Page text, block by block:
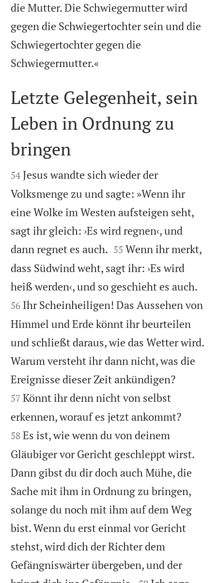
die Mutter. Die Schwiegermutter wird
gegen die Schwiegertochter sein und die
Schwiegertochter gegen die
Schwiegermutter.«

Letzte Gelegenheit, sein
Leben in Ordnung zu
bringen

54 Jesus wandte sich wieder der
Volksmenge zu und sagte: »Wenn ihr
eine Wolke im Westen aufsteigen seht,
sagt ihr gleich: ›Es wird regnen‹, und
dann regnet es auch. 

55 Wenn ihr merkt,
dass Südwind weht, sagt ihr: ›Es wird
heiß werden‹, und so geschieht es auch.
56 Ihr Scheinheiligen! Das Aussehen von
Himmel und Erde könnt ihr beurteilen
und schließt daraus, wie das Wetter wird.
Warum versteht ihr dann nicht, was die
Ereignisse dieser Zeit ankündigen?
57 Könnt ihr denn nicht von selbst
erkennen, worauf es jetzt ankommt?
58 Es ist, wie wenn du von deinem
Gläubiger vor Gericht geschleppt wirst.
Dann gibst du dir doch auch Mühe, die
Sache mit ihm in Ordnung zu bringen,
solange du noch mit ihm auf dem Weg
bist. Wenn du erst einmal vor Gericht
stehst, wird dich der Richter dem
Gefängniswärter übergeben, und der